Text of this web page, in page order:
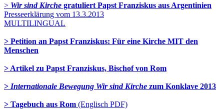
> Wir sind Kirche gratuliert Papst Franziskus aus Argentinien
Presseerklärung vom 13.3.2013
MULTILINGUAL
> Petition an Papst Franziskus: Für eine Kirche MIT den
Menschen
> Artikel zu Papst Franziskus, Bischof von Rom
> Internationale Bewegung Wir sind Kirche zum Konklave 2013
> Tagebuch aus Rom (Englisch PDF)